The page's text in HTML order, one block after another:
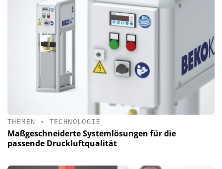
THEMEN • TECHNOLOGIE
Maßgeschneiderte Systemlösungen für die
passende Druckluftqualität